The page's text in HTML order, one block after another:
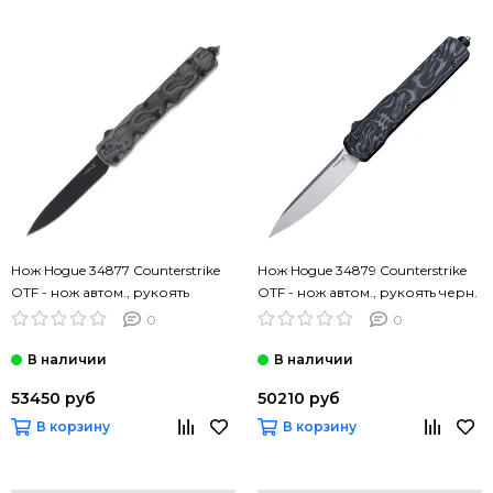
Нож Hogue 34877 Counterstrike
OTF - нож автом., рукоять
цветной G10, черн. клинок CPM
0
53450 руб
В корзину
Нож Hogue 34879 Counterstrike
OTF - нож автом., рукоять черн.
G10, клинок CPM 20CV
0
50210 руб
В корзину